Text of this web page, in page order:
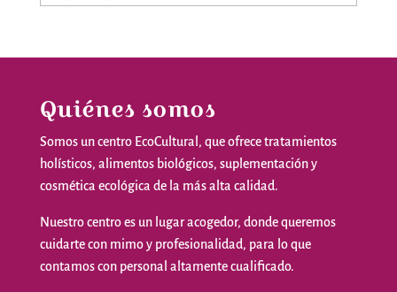
Quiénes somos
Somosuncentro EcoCultural , que ofrece tratamientos
holísticos, alimentos biológicos, suplementacióny
cosmética ecológica de la más alta calidad.
Nuestro centro es un lugar acogedor, donde queremos
cuidartecon mimoy profesionalidad, para loque
contamoscon personal altamente cualificado.